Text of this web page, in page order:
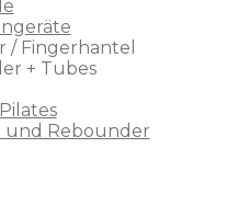
/ Fingerhantel
+ Tubes
und Rebounder